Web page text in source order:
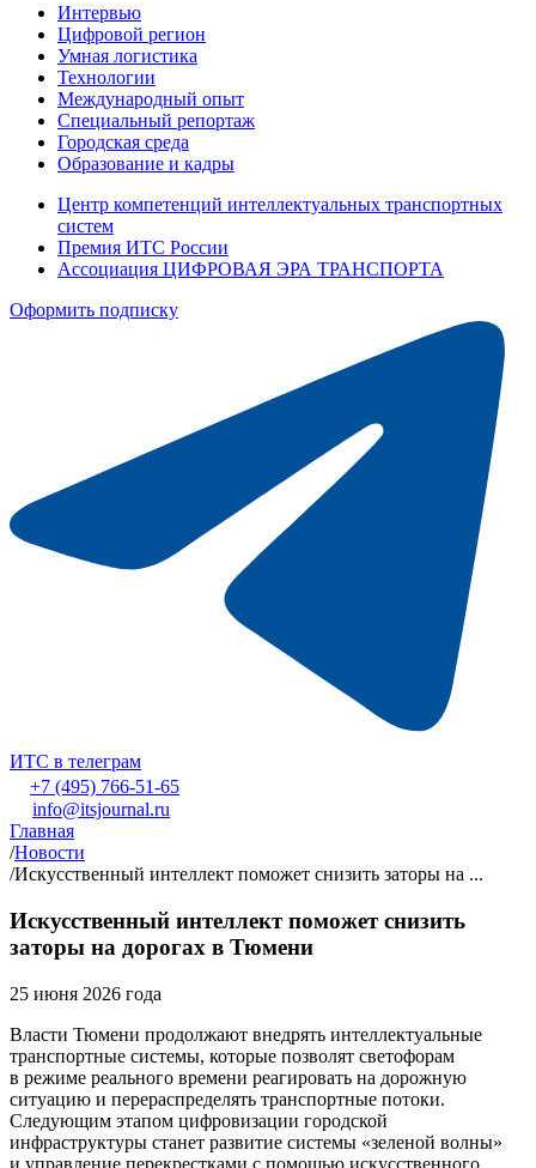
Интервью
Цифровой регион
Умная логистика
Технологии
Международный опыт
Специальный репортаж
Городская среда
Образование и кадры
Центр компетенций интеллектуальных транспортных
систем
Премия ИТС России
Ассоциация ЦИФРОВАЯ ЭРА ТРАНСПОРТА
Оформить подписку
ИТС в телеграм
+7 (495) 766-51-65
info@itsjournal.ru
Главная
/Новости
/Искусственный интеллект поможет снизить заторы на ...
Искусственный интеллект поможет снизить
заторы на дорогах в Тюмени
25 июня 2026 года
Власти Тюмени продолжают внедрять интеллектуальные
транспортные системы, которые позволят светофорам
в режиме реального времени реагировать на дорожную
ситуацию и перераспределять транспортные потоки.
Следующим этапом цифровизации городской
инфраструктуры станет развитие системы «зеленой волны»
и управление перекрестками с помощью искусственного